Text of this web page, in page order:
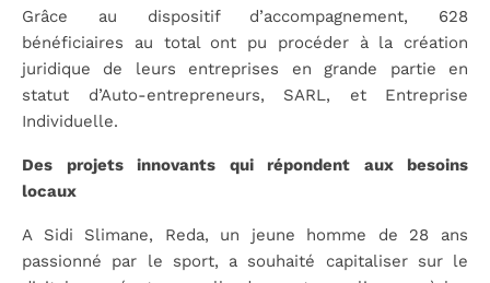
Grâce au dispositif d’accompagnement, 628
bénéficiaires au total ont pu procéder à la création
juridique de leurs entreprises en grande partie en
statut d’Auto-entrepreneurs, SARL, et Entreprise
Individuelle.
Des projets innovants qui répondent aux besoins
locaux
A Sidi Slimane, Reda, un jeune homme de 28 ans
passionné par le sport, a souhaité capitaliser sur le